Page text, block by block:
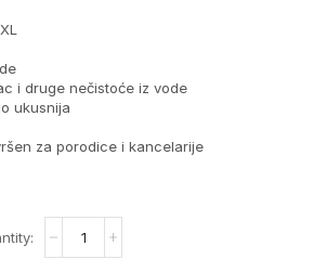
i druge nečistoće iz vode
ukusnija
za porodice i kancelarije